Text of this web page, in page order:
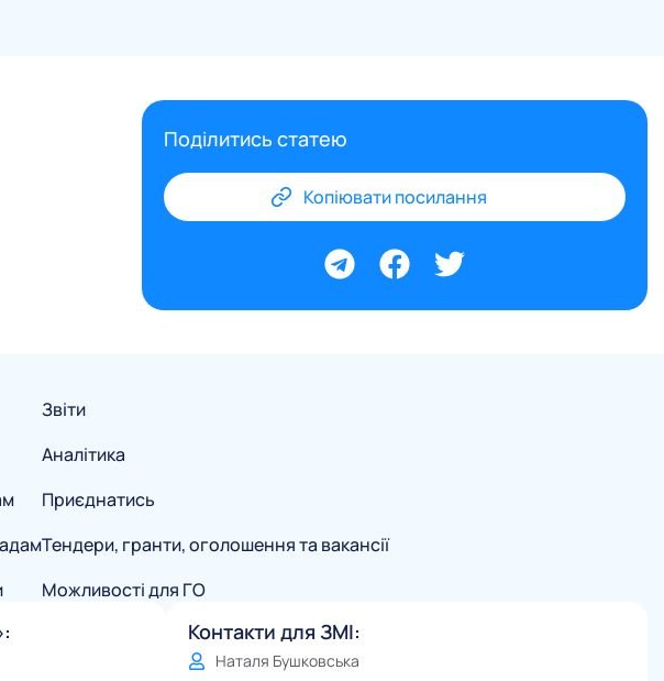
Поділитись статею
Копіювати посилання
Звіти
Аналітика
Приєднатись
Тендери, гранти, оголошення та вакансії
Можливості для ГО
Контакти для ЗМІ:
Наталя Бушковська